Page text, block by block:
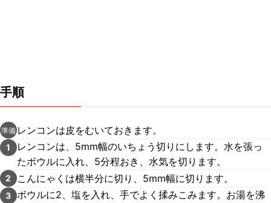
手順
準備 レンコンは皮をむいておきます。
1
レンコンは、5mm幅のいちょう切りにします。水を張っ
たボウルに入れ、5分程おき、水気を切ります。
2 こんにゃくは横半分に切り、5mm幅に切ります。
3 ボウルに2、塩を入れ、手でよく揉みこみます。お湯を沸